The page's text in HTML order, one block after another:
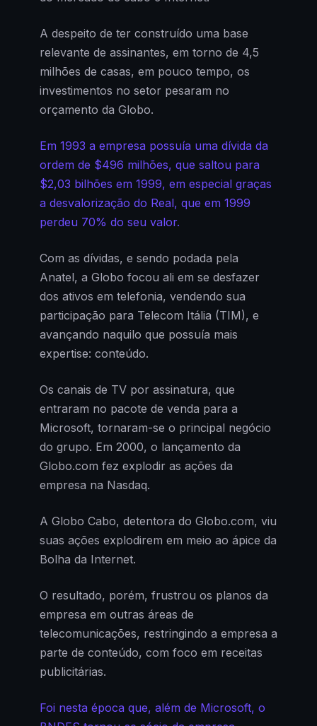
A despeito de ter construído uma base
relevante de assinantes, em torno de 4,5
milhões de casas, em pouco tempo, os
investimentos no setor pesaram no
orçamento da Globo.
Em 1993 a empresa possuía uma dívida da
ordem de $496 milhões, que saltou para
$2,03 bilhões em 1999, em especial graças
a desvalorização do Real, que em 1999
perdeu 70% do seu valor.
Com as dívidas, e sendo podada pela
Anatel, a Globo focou ali em se desfazer
dos ativos em telefonia, vendendo sua
participação para Telecom Itália (TIM), e
avançando naquilo que possuía mais
expertise: conteúdo.
Os canais de TV por assinatura, que
entraram no pacote de venda para a
Microsoft, tornaram-se o principal negócio
do grupo. Em 2000, o lançamento da
Globo.com fez explodir as ações da
empresa na Nasdaq.
A Globo Cabo, detentora do Globo.com, viu
suas ações explodirem em meio ao ápice da
Bolha da Internet.
O resultado, porém, frustrou os planos da
empresa em outras áreas de
telecomunicações, restringindo a empresa a
parte de conteúdo, com foco em receitas
publicitárias.
Foi nesta época que, além de Microsoft, o